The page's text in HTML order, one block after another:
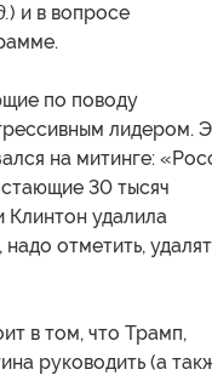
) и в вопросе
по поводу
лидером.
на митинге:
30 тысяч
Клинтон удалила
отметить,
в том, что Трамп,
руководить (а